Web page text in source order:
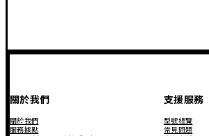
關於我們
關於我們
服務據點
支援服務
型號總覽
常見問題